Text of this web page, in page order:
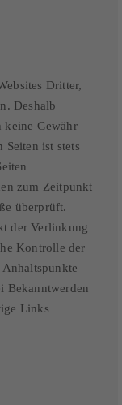
Dritter,
Deshalb
keine Gewähr
ist stets
zum Zeitpunkt
überprüft.
der Verlinkung
Kontrolle der
Bekanntwerden
Links